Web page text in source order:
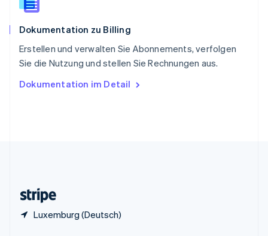
Dokumentation zu Billing
Erstellen und verwalten Sie Abonnements, verfolgen
Sie die Nutzung und stellen Sie Rechnungen aus.
Dokumentation im Detail
Luxemburg (Deutsch)
Spanien
Thailand
Tschechische Republik
English
English